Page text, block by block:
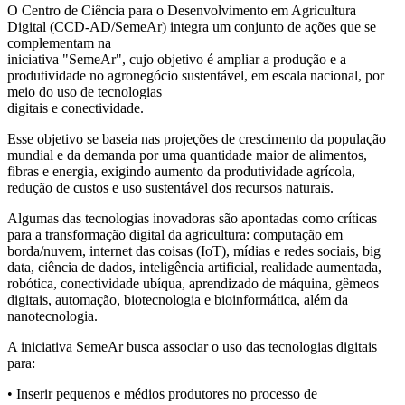
O Centro de Ciência para o Desenvolvimento em Agricultura
Digital (CCD-AD/SemeAr) integra um conjunto de ações que se
complementam na
iniciativa "SemeAr", cujo objetivo é ampliar a produção e a
produtividade no agronegócio sustentável, em escala nacional, por
meio do uso de tecnologias
digitais e conectividade.
Esse objetivo se baseia nas projeções de crescimento da população
mundial e da demanda por uma quantidade maior de alimentos,
fibras e energia, exigindo aumento da produtividade agrícola,
redução de custos e uso sustentável dos recursos naturais.
Algumas das tecnologias inovadoras são apontadas como críticas
para a transformação digital da agricultura: computação em
borda/nuvem, internet das coisas (IoT), mídias e redes sociais, big
data, ciência de dados, inteligência artificial, realidade aumentada,
robótica, conectividade ubíqua, aprendizado de máquina, gêmeos
digitais, automação, biotecnologia e bioinformática, além da
nanotecnologia.
A iniciativa SemeAr busca associar o uso das tecnologias digitais
para:
• Inserir pequenos e médios produtores no processo de